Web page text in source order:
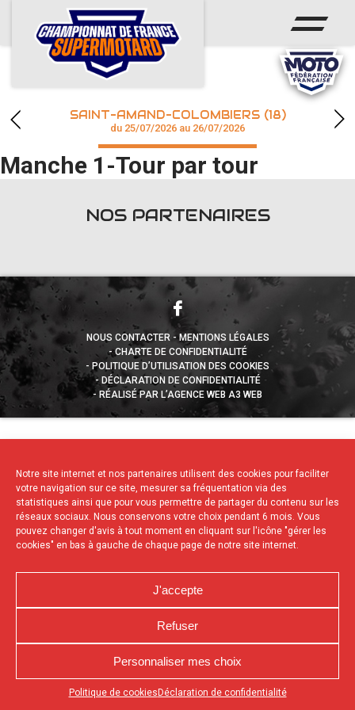
Notre site internet et nos partenaires utilisent des cookies pour faciliter
votre navigation sur ce site, mesurer sa fréquentation via des
statistiques ainsi que pour vous permettre de partager du contenu sur les
réseaux sociaux. Nous conservons votre choix pendant 6 mois. Vous
pouvez changer d'avis à tout moment en cliquant sur l'icône "gérer les
cookies" en bas à gauche de chaque page de notre site internet.
J'accepte
Refuser
Personnaliser mes choix
Politique de cookies Déclaration de confidentialité
Appuyez sur le bouton partager en bas de votre
ACCUEIL
ACTUS
CALENDRIER
CHAMPIONNAT
RÉSULTATS
SAINT-AMAND-COLOMBIERS (18)
du 25/07/2026 au 26/07/2026
Manche 1-Tour par tour
NOS PARTENAIRES
NOUS CONTACTER
MENTIONS LÉGALES
CHARTE DE CONFIDENTIALITÉ
POLITIQUE D’UTILISATION DES COOKIES
DÉCLARATION DE CONFIDENTIALITÉ
RÉALISÉ PAR L’AGENCE WEB A3 WEB